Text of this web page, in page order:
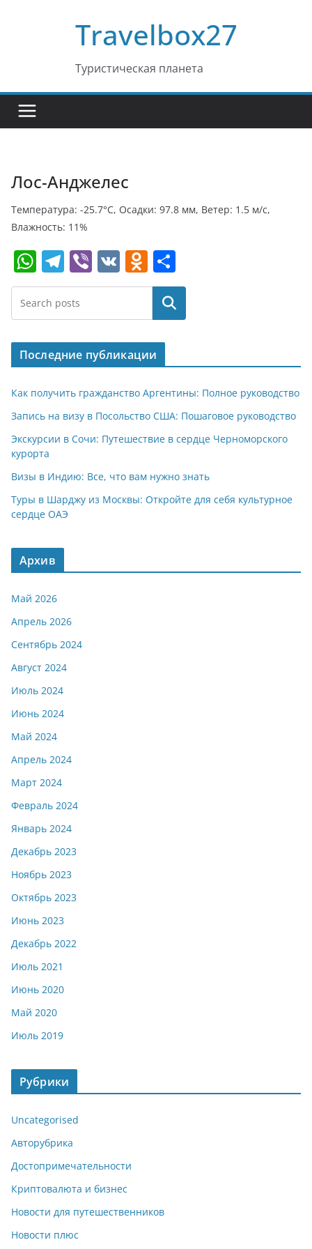
Travelbox27
Туристическая планета
Лос-Анджелес
Температура: -25.7°C, Осадки: 97.8 мм, Ветер: 1.5 м/с,
Влажность: 11%
W
h
at
s
A
p
p
T
el
e
gr
a
m
Vi
b
V
K
O
d
o
kl
a
ss
ni
ki
т
п
р
в
и
т
ь
Поиск
Последние публикации
Как получить гражданство Аргентины: Полное руководство
Запись на визу в Посольство США: Пошаговое руководство
Экскурсии в Сочи: Путешествие в сердце Черноморского
курорта
Визы в Индию: Все, что вам нужно знать
Туры в Шарджу из Москвы: Откройте для себя культурное
сердце ОАЭ
Архив
Май 2026
Апрель 2026
Сентябрь 2024
Август 2024
Июль 2024
Июнь 2024
Май 2024
Апрель 2024
Март 2024
Февраль 2024
Январь 2024
Декабрь 2023
Ноябрь 2023
Октябрь 2023
Июнь 2023
Декабрь 2022
Июль 2021
Июнь 2020
Май 2020
Июль 2019
Рубрики
Uncategorised
Авторубрика
Достопримечательности
Криптовалюта и бизнес
Новости для путешественников
Новости плюс